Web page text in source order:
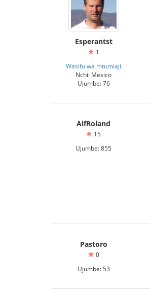
Esperantst
1
Wasifu wa mtumiaji
Nchi: Mexico
Ujumbe: 76
AlfRoland
15
Ujumbe: 855
Pastoro
0
Ujumbe: 53